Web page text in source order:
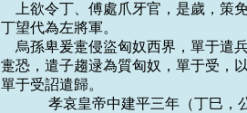
上欲令丁、傅處爪牙官，是歲，
丁望代為左將軍。
烏孫卑爰疐侵盜匈奴西界，單于
疐恐，遣子趨逯為質匈奴，單于受，
單于受詔遣歸。
　　 孝哀皇帝中建平三年（丁巳，